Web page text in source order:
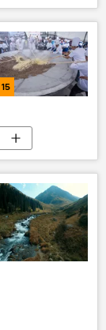
Бешбармак весом 1,5 тонны для Книги рекордов Гиннесса
15
Бешбармак весом 1,5 тонны для Книги рекордов Гиннесса